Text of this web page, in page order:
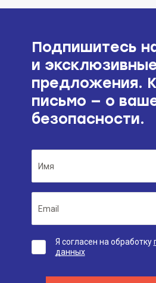
Подпишитесь
и
предложения.
письмо — о
безопасности.
Я согласен на обработку
данных